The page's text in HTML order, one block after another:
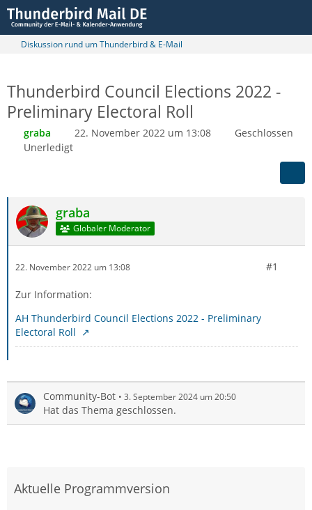
Diskussion rund um Thunderbird & E-Mail
Thunderbird Council Elections 2022 -
Preliminary Electoral Roll
graba 22. November 2022 um 13:08
Geschlossen
Unerledigt
graba
Globaler Moderator
22. November 2022 um 13:08 #1
Zur Information:
AH Thunderbird Council Elections 2022 - Preliminary
Electoral Roll
Community-Bot 3. September 2024 um 20:50
Hat das Thema geschlossen.
Aktuelle Programmversion